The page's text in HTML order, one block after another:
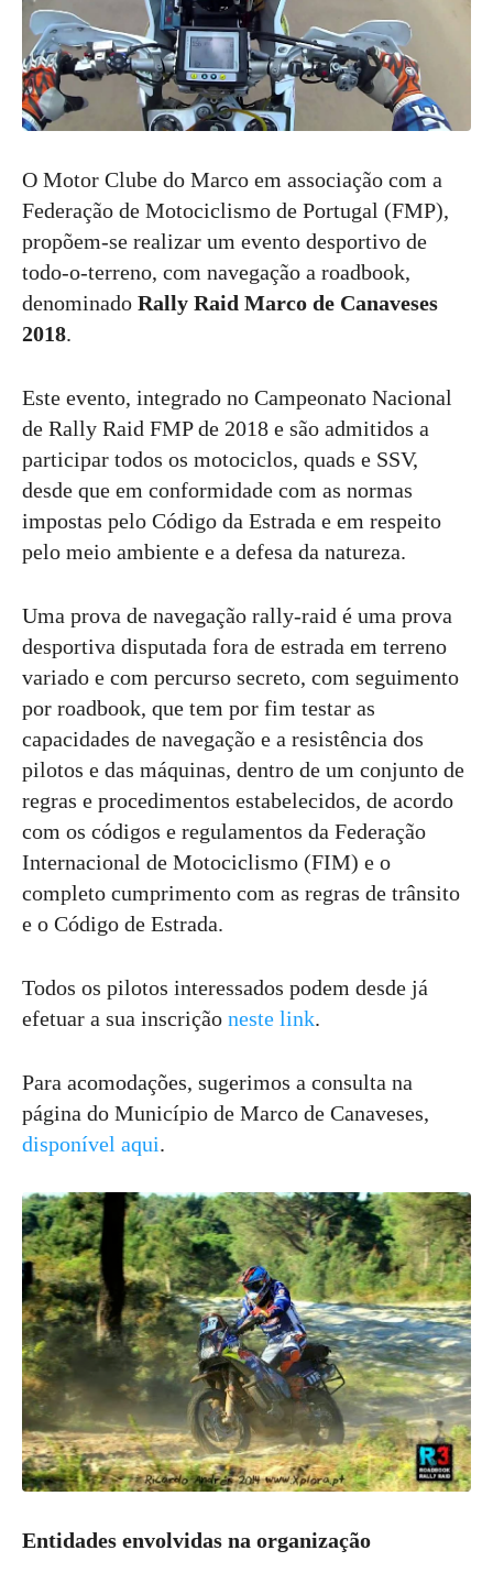
O Motor Clube do Marco em associação com a
Federação de Motociclismo de Portugal (FMP),
propõem-se realizar um evento desportivo de
todo-o-terreno, com navegação a roadbook,
denominado Rally Raid Marco de Canaveses
2018.
Este evento, integrado no Campeonato Nacional
de Rally Raid FMP de 2018 e são admitidos a
participar todos os motociclos, quads e SSV,
desde que em conformidade com as normas
impostas pelo Código da Estrada e em respeito
pelo meio ambiente e a defesa da natureza.
Uma prova de navegação rally-raid é uma prova
desportiva disputada fora de estrada em terreno
variado e com percurso secreto, com seguimento
por roadbook, que tem por fim testar as
capacidades de navegação e a resistência dos
pilotos e das máquinas, dentro de um conjunto de
regras e procedimentos estabelecidos, de acordo
com os códigos e regulamentos da Federação
Internacional de Motociclismo (FIM) e o
completo cumprimento com as regras de trânsito
e o Código de Estrada.
Todos os pilotos interessados podem desde já
efetuar a sua inscrição neste link.
Para acomodações, sugerimos a consulta na
página do Município de Marco de Canaveses,
disponível aqui.
Entidades envolvidas na organização